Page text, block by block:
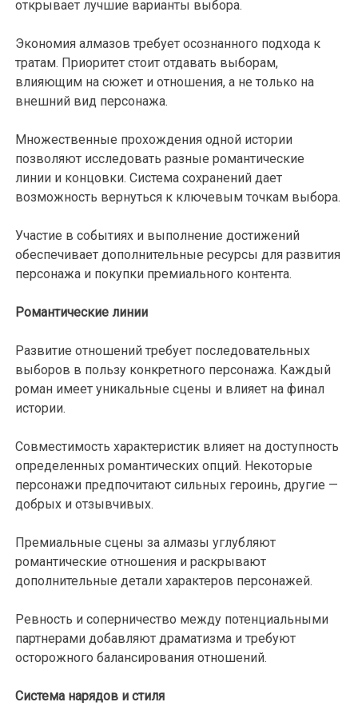
открывает лучшие варианты выбора.
Экономия алмазов требует осознанного подхода к
тратам. Приоритет стоит отдавать выборам,
влияющим на сюжет и отношения, а не только на
внешний вид персонажа.
Множественные прохождения одной истории
позволяют исследовать разные романтические
линии и концовки. Система сохранений дает
возможность вернуться к ключевым точкам выбора.
Участие в событиях и выполнение достижений
обеспечивает дополнительные ресурсы для развития
персонажа и покупки премиального контента.
Романтические линии
Развитие отношений требует последовательных
выборов в пользу конкретного персонажа. Каждый
роман имеет уникальные сцены и влияет на финал
истории.
Совместимость характеристик влияет на доступность
определенных романтических опций. Некоторые
персонажи предпочитают сильных героинь, другие —
добрых и отзывчивых.
Премиальные сцены за алмазы углубляют
романтические отношения и раскрывают
дополнительные детали характеров персонажей.
Ревность и соперничество между потенциальными
партнерами добавляют драматизма и требуют
осторожного балансирования отношений.
Система нарядов и стиля